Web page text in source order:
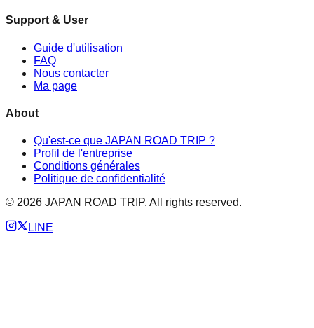
Support & User
Guide d'utilisation
FAQ
Nous contacter
Ma page
About
Qu'est-ce que JAPAN ROAD TRIP ?
Profil de l'entreprise
Conditions générales
Politique de confidentialité
© 2026 JAPAN ROAD TRIP. All rights reserved.
LINE